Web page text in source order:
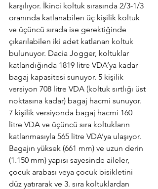
karşılıyor. İkinci koltuk sırasında 2/3-1/3
oranında katlanabilen üç kişilik koltuk
ve üçüncü sırada ise gerektiğinde
çıkarılabilen iki adet katlanan koltuk
bulunuyor. Dacia Jogger, koltuklar
katlandığında 1819 litre VDA’ya kadar
bagaj kapasitesi sunuyor. 5 kişilik
versiyon 708 litre VDA (koltuk sırtlığı üst
noktasına kadar) bagaj hacmi sunuyor.
7 kişilik versiyonda bagaj hacmi 160
litre VDA ve üçüncü sıra koltukların
katlanmasıyla 565 litre VDA’ya ulaşıyor.
Bagajın yüksek (661 mm) ve uzun derin
(1.150 mm) yapısı sayesinde aileler,
çocuk arabası veya çocuk bisikletini
düz yatırarak ve 3. sıra koltuklardan